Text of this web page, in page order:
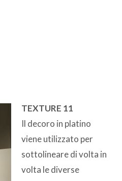
TEXTURE 11
Il decoro in platino
viene utilizzato per
sottolineare di volta in
volta le diverse